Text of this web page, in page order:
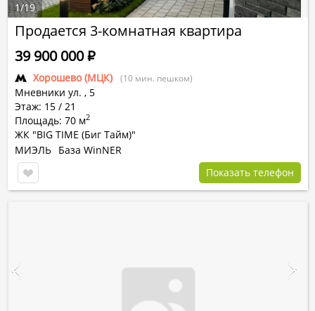
Продается 3-комнатная квартира
Хорошево (МЦК) (10 мин. пешком)
Мневники ул. , 5
Этаж: 15 / 21
Площадь: 70 м2
ЖК "BIG TIME (Биг Тайм)"
39 900 000Р
МИЭЛЬ База WinNER
Показать телефон
1/19